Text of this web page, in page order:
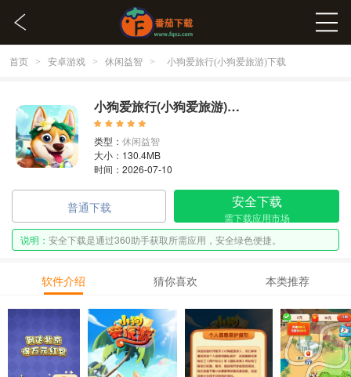
首页 > 安卓游戏 > 休闲益智 > 小狗爱旅行(小狗爱旅游)下载
小狗爱旅行(小狗爱旅游)下载 v1.0.0.1
类型： 休闲益智
大小：130.4MB
时间：2026-07-10
普通下载 安全下载
需下载应用市场
说明： 安全下载是通过360助手获取所需应用，安全绿色便捷。
软件介绍 猜你喜欢 本类推荐